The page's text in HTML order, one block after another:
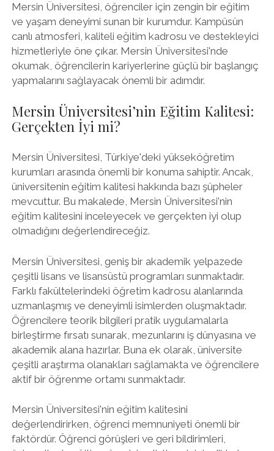
Mersin Üniversitesi, öğrenciler için zengin bir eğitim
ve yaşam deneyimi sunan bir kurumdur. Kampüsün
canlı atmosferi, kaliteli eğitim kadrosu ve destekleyici
hizmetleriyle öne çıkar. Mersin Üniversitesi'nde
okumak, öğrencilerin kariyerlerine güçlü bir başlangıç
yapmalarını sağlayacak önemli bir adımdır.
Mersin Üniversitesi’nin Eğitim Kalitesi:
Gerçekten İyi mi?
Mersin Üniversitesi, Türkiye'deki yükseköğretim
kurumları arasında önemli bir konuma sahiptir. Ancak,
üniversitenin eğitim kalitesi hakkında bazı şüpheler
mevcuttur. Bu makalede, Mersin Üniversitesi'nin
eğitim kalitesini inceleyecek ve gerçekten iyi olup
olmadığını değerlendireceğiz.
Mersin Üniversitesi, geniş bir akademik yelpazede
çeşitli lisans ve lisansüstü programları sunmaktadır.
Farklı fakültelerindeki öğretim kadrosu alanlarında
uzmanlaşmış ve deneyimli isimlerden oluşmaktadır.
Öğrencilere teorik bilgileri pratik uygulamalarla
birleştirme fırsatı sunarak, mezunlarını iş dünyasına ve
akademik alana hazırlar. Buna ek olarak, üniversite
çeşitli araştırma olanakları sağlamakta ve öğrencilere
aktif bir öğrenme ortamı sunmaktadır.
Mersin Üniversitesi'nin eğitim kalitesini
değerlendirirken, öğrenci memnuniyeti önemli bir
faktördür. Öğrenci görüşleri ve geri bildirimleri,